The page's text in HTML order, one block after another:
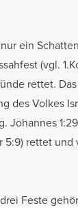
ein
(vgl.
rettet.
des Volkes
Johannes
rettet und
Feste